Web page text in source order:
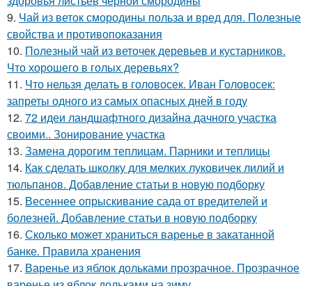
9. Чай из веток смородины польза и вред для. Полезные
свойства и противопоказания
10. Полезный чай из веточек деревьев и кустарников.
Что хорошего в голых деревьях?
11. Что нельзя делать в головосек. Иван Головосек:
запреты одного из самых опасных дней в году
12. 72 идеи ландшафтного дизайна дачного участка
своими.. Зонирование участка
13. Замена дорогим теплицам. Парники и теплицы
14. Как сделать школку для мелких луковичек лилий и
тюльпанов. Добавление статьи в новую подборку
15. Весеннее опрыскивание сада от вредителей и
болезней. Добавление статьи в новую подборку
16. Сколько может храниться варенье в закатанной
банке. Правила хранения
17. Варенье из яблок дольками прозрачное. Прозрачное